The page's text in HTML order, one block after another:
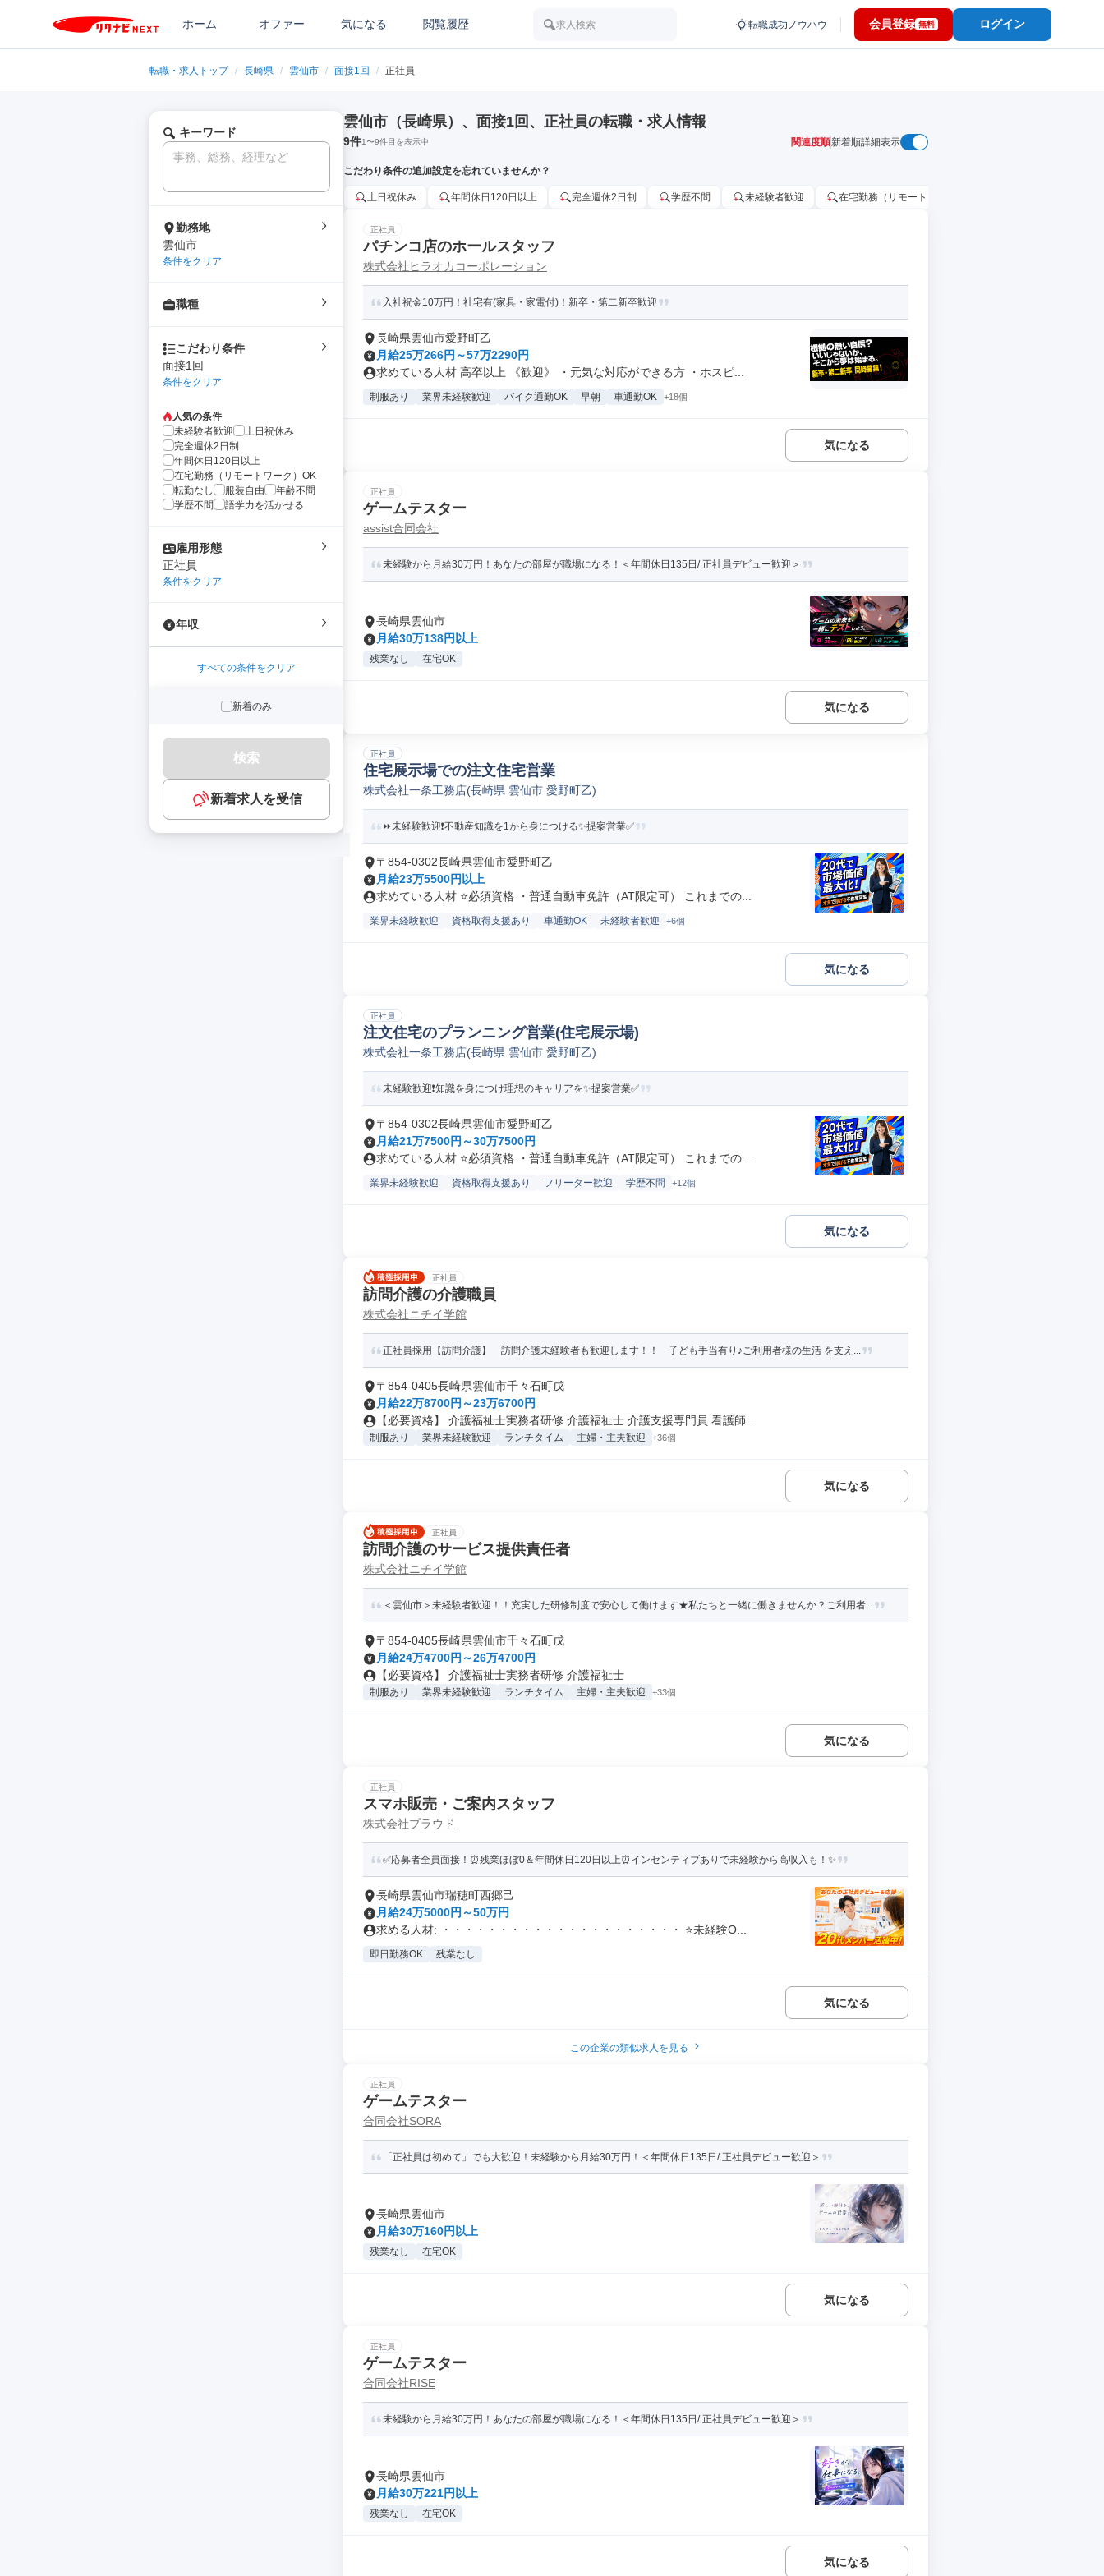
ホーム オファー 気になる 閲覧履歴 求人検索 転職成功ノウハウ 会員登録 無料 ログイン
転職・求人トップ / 長崎県 / 雲仙市 / 面接1回 / 正社員
キーワード
勤務地
雲仙市
条件をクリア
職種
こだわり条件
面接1回
条件をクリア
人気の条件
未経験者歓迎
土日祝休み
完全週休2日制
年間休日120日以上
在宅勤務（リモートワーク）OK
転勤なし
服装自由
年齢不問
学歴不問
語学力を活かせる
雇用形態
正社員
条件をクリア
年収
すべての条件をクリア
新着のみ
検索
新着求人を受信
雲仙市（長崎県）、面接1回、正社員の転職・求人情報
9件1〜9件目を表示中 関連度順新着順詳細表示
こだわり条件の追加設定を忘れていませんか？
土日祝休み 年間休日120日以上 完全週休2日制 学歴不問 未経験者歓迎 在宅勤務（リモートワーク）OK
正社員
パチンコ店のホールスタッフ
株式会社ヒラオカコーポレーション
入社祝金10万円！社宅有(家具・家電付)！新卒・第二新卒歓迎
長崎県雲仙市愛野町乙
月給25万266円～57万2290円
求めている人材 高卒以上 《歓迎》 ・元気な対応ができる方 ・ホスピ...
制服あり 業界未経験歓迎 バイク通勤OK 早朝 車通勤OK +18個
気になる
正社員
ゲームテスター
assist合同会社
未経験から月給30万円！あなたの部屋が職場になる！＜年間休日135日/ 正社員デビュー歓迎＞
長崎県雲仙市
月給30万138円以上
残業なし 在宅OK
気になる
正社員
住宅展示場での注文住宅営業
株式会社一条工務店(長崎県 雲仙市 愛野町乙)
⏩️未経験歓迎❗️不動産知識を1から身につける✨️提案営業✅
〒854-0302長崎県雲仙市愛野町乙
月給23万5500円以上
求めている人材 ⭐必須資格 ・普通自動車免許（AT限定可） これまでの...
業界未経験歓迎 資格取得支援あり 車通勤OK 未経験者歓迎 +6個
気になる
正社員
注文住宅のプランニング営業(住宅展示場)
株式会社一条工務店(長崎県 雲仙市 愛野町乙)
未経験歓迎❗️知識を身につけ理想のキャリアを✨️提案営業✅
〒854-0302長崎県雲仙市愛野町乙
月給21万7500円～30万7500円
求めている人材 ⭐必須資格 ・普通自動車免許（AT限定可） これまでの...
業界未経験歓迎 資格取得支援あり フリーター歓迎 学歴不問 +12個
気になる
正社員
訪問介護の介護職員
株式会社ニチイ学館
正社員採用【訪問介護】 訪問介護未経験者も歓迎します！！ 子ども手当有り♪ご利用者様の生活 を支え...
〒854-0405長崎県雲仙市千々石町戊
月給22万8700円～23万6700円
【必要資格】 介護福祉士実務者研修 介護福祉士 介護支援専門員 看護師...
制服あり 業界未経験歓迎 ランチタイム 主婦・主夫歓迎 +36個
気になる
正社員
訪問介護のサービス提供責任者
株式会社ニチイ学館
＜雲仙市＞未経験者歓迎！！充実した研修制度で安心して働けます★私たちと一緒に働きませんか？ご利用者...
〒854-0405長崎県雲仙市千々石町戊
月給24万4700円～26万4700円
【必要資格】 介護福祉士実務者研修 介護福祉士
制服あり 業界未経験歓迎 ランチタイム 主婦・主夫歓迎 +33個
気になる
正社員
スマホ販売・ご案内スタッフ
株式会社プラウド
✅応募者全員面接！⏰残業ほぼ0＆年間休日120日以上⏰インセンティブありで未経験から高収入も！✨
長崎県雲仙市瑞穂町西郷己
月給24万5000円～50万円
求める人材: ・・・・・・・・・・・・・・・・・・・・・ ⭐未経験O...
即日勤務OK 残業なし
気になる
この企業の類似求人を見る
正社員
ゲームテスター
合同会社SORA
「正社員は初めて」でも大歓迎！未経験から月給30万円！＜年間休日135日/ 正社員デビュー歓迎＞
長崎県雲仙市
月給30万160円以上
残業なし 在宅OK
気になる
正社員
ゲームテスター
合同会社RISE
未経験から月給30万円！あなたの部屋が職場になる！＜年間休日135日/ 正社員デビュー歓迎＞
長崎県雲仙市
月給30万221円以上
残業なし 在宅OK
気になる